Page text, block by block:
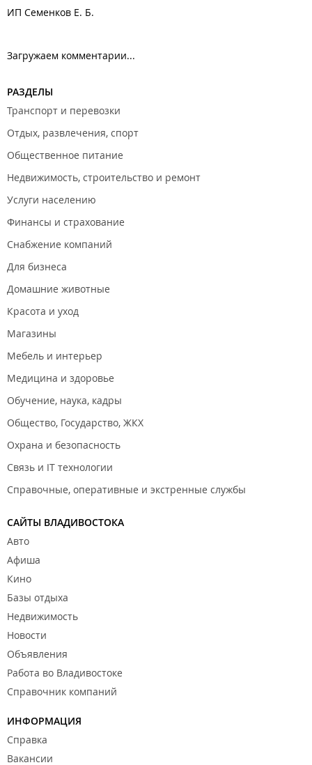
ИП Семенков Е. Б.
Загружаем комментарии...
РАЗДЕЛЫ
Транспорт и перевозки
Отдых, развлечения, спорт
Общественное питание
Недвижимость, строительство и ремонт
Услуги населению
Финансы и страхование
Снабжение компаний
Для бизнеса
Домашние животные
Красота и уход
Магазины
Мебель и интерьер
Медицина и здоровье
Обучение, наука, кадры
Общество, Государство, ЖКХ
Охрана и безопасность
Связь и IT технологии
Справочные, оперативные и экстренные службы
САЙТЫ ВЛАДИВОСТОКА
Авто
Афиша
Кино
Базы отдыха
Недвижимость
Новости
Объявления
Работа во Владивостоке
Справочник компаний
ИНФОРМАЦИЯ
Справка
Вакансии